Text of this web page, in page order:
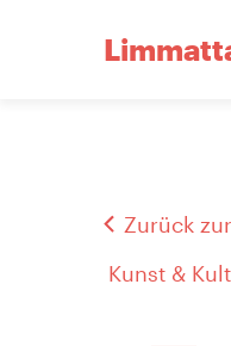
Zurück
Kunst &